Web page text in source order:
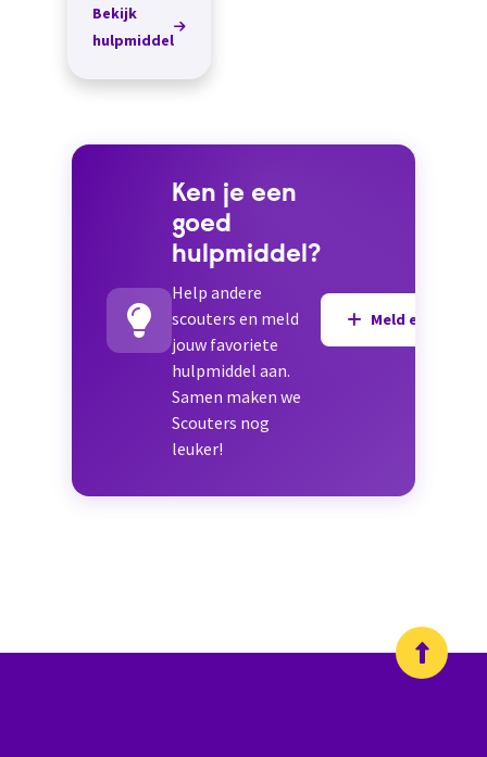
leert mensen
met een
Bekijk
hulpmiddel
Ken je een
goed
hulpmiddel?
Help andere
scouters en meld
jouw favoriete
hulpmiddel aan.
Samen maken we
Scouters nog
leuker!
Meld een